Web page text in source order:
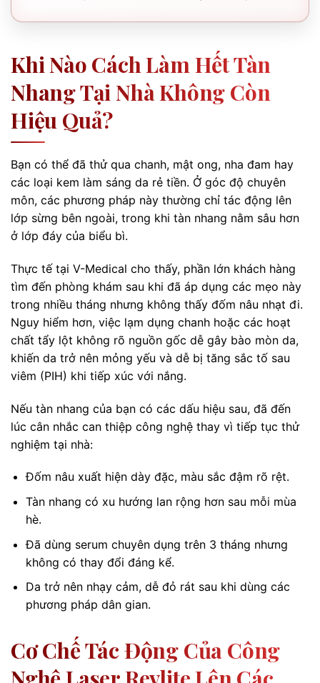
Khi Nào Cách Làm Hết Tàn
Nhang Tại Nhà Không Còn
Hiệu Quả?
Bạn có thể đã thử qua chanh, mật ong, nha đam hay
các loại kem làm sáng da rẻ tiền. Ở góc độ chuyên
môn, các phương pháp này thường chỉ tác động lên
lớp sừng bên ngoài, trong khi tàn nhang nằm sâu hơn
ở lớp đáy của biểu bì.
Thực tế tại V-Medical cho thấy, phần lớn khách hàng
tìm đến phòng khám sau khi đã áp dụng các mẹo này
trong nhiều tháng nhưng không thấy đốm nâu nhạt đi.
Nguy hiểm hơn, việc lạm dụng chanh hoặc các hoạt
chất tẩy lột không rõ nguồn gốc dễ gây bào mòn da,
khiến da trở nên mỏng yếu và dễ bị tăng sắc tố sau
viêm (PIH) khi tiếp xúc với nắng.
Nếu tàn nhang của bạn có các dấu hiệu sau, đã đến
lúc cân nhắc can thiệp công nghệ thay vì tiếp tục thử
nghiệm tại nhà:
Đốm nâu xuất hiện dày đặc, màu sắc đậm rõ rệt.
Tàn nhang có xu hướng lan rộng hơn sau mỗi mùa
hè.
Đã dùng serum chuyên dụng trên 3 tháng nhưng
không có thay đổi đáng kể.
Da trở nên nhạy cảm, dễ đỏ rát sau khi dùng các
phương pháp dân gian.
Cơ Chế Tác Động Của Công